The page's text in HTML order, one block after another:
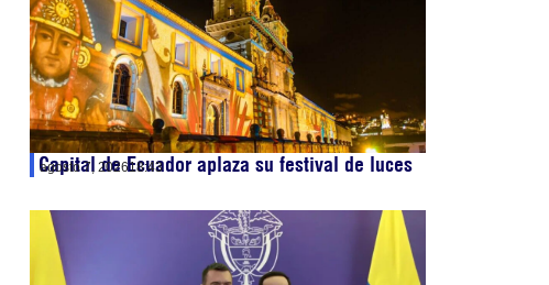
Capital de Ecuador aplaza su festival de luces
agosto 7, 202618:43